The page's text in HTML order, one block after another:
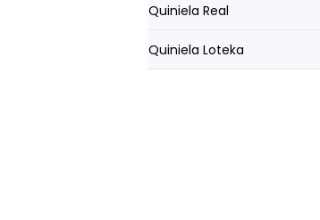
Quiniela Real
Quiniela Loteka